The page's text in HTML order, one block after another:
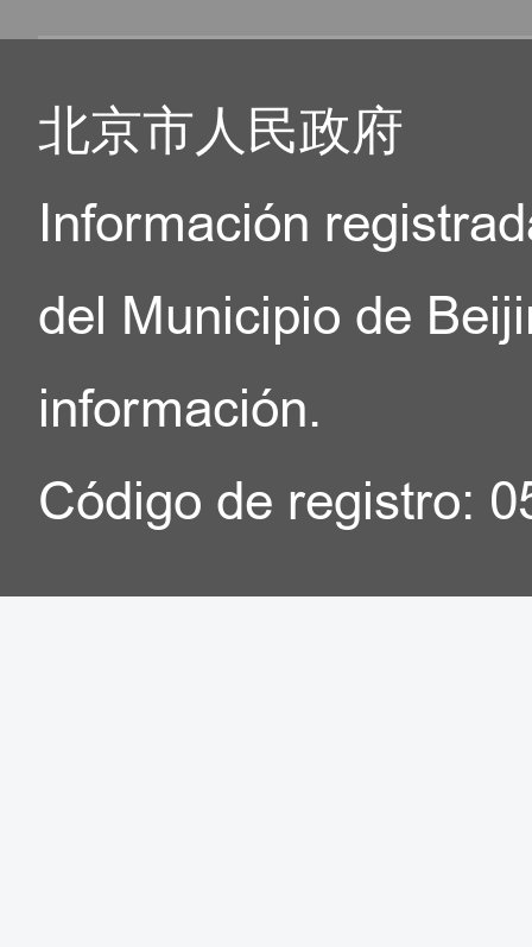
北京市人民政府
Información
del Municipio de
información.
Código de registro: